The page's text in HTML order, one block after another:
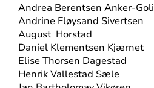
Andrea Berentsen Anker-Goli
Andrine Fløysand Sivertsen
August Horstad
Daniel Klementsen Kjærnet
Elise Thorsen Dagestad
Henrik Vallestad Sæle